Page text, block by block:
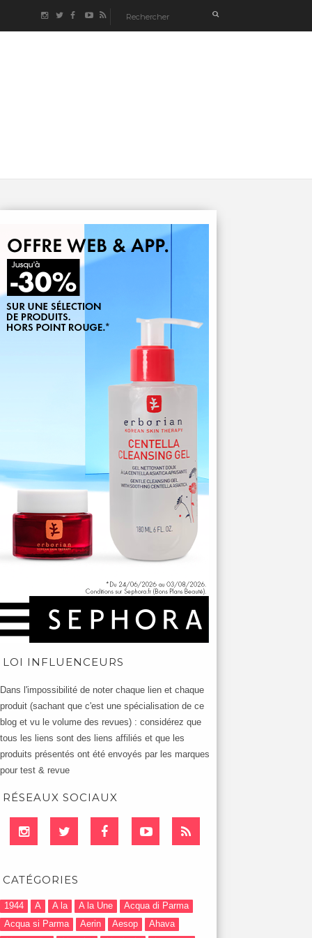
LOI INFLUENCEURS
Dans l'impossibilité de noter chaque lien et chaque
produit (sachant que c'est une spécialisation de ce
blog et vu le volume des revues) : considérez que
tous les liens sont des liens affiliés et que les
produits présentés ont été envoyés par les marques
pour test & revue
RÉSEAUX SOCIAUX
CATÉGORIES
1944 A A la A la Une
Acqua di Parma
Acqua si Parma
Aerin Aesop
Ahava